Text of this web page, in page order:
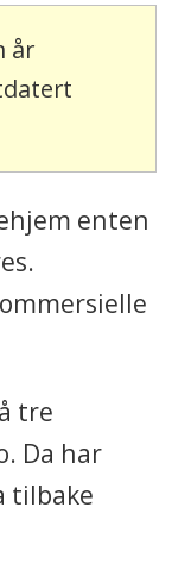
år
enten
tre
Da har
tilbake